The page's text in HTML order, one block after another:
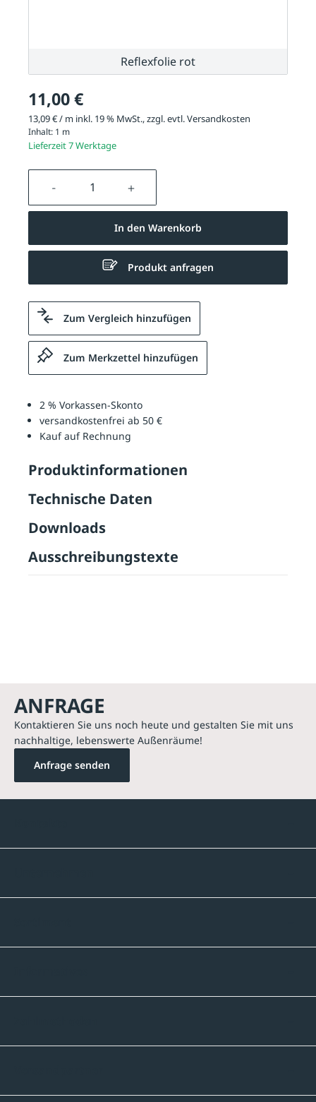
11,00 €
13,09 € / m inkl. 19 % MwSt., zzgl. evtl.Versandkosten
Inhalt: 1 m
Lieferzeit 7 Werktage
Produkt Anzahl: Gib den
In den Warenkorb
Produkt anfragen
Zum Vergleich hinzufügen
Zum Merkzettel hinzufügen
2 % Vorkassen-Skonto
versandkostenfrei ab 50 €
Kauf auf Rechnung
Produktinformationen
Technische Daten
Downloads
Ausschreibungstexte
Reflexfolie rot
ANFRAGE
Kontaktieren Sie uns noch heute und gestalten Sie mit uns
nachhaltige, lebenswerte Außenräume!
Anfrage senden